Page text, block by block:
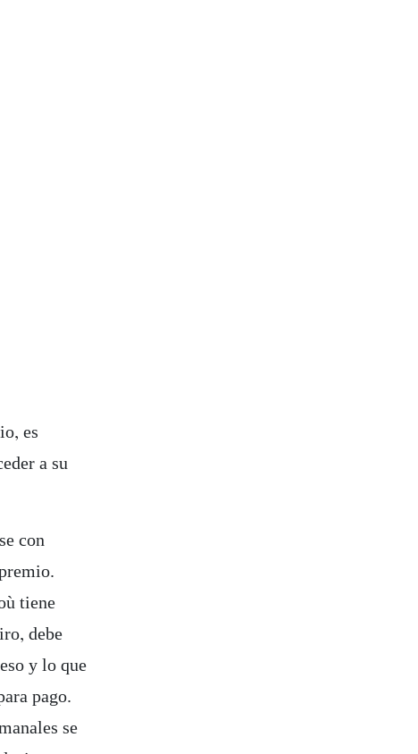
es
a su
con
tiene
debe
y lo que
pago.
se